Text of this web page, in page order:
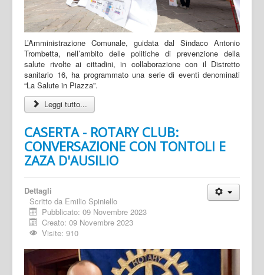
L’Amministrazione Comunale, guidata dal Sindaco Antonio
Trombetta, nell’ambito delle politiche di prevenzione della
salute rivolte ai cittadini, in collaborazione con il Distretto
sanitario 16, ha programmato una serie di eventi denominati
“La Salute in Piazza”.
Leggi tutto...
CASERTA - ROTARY CLUB:
CONVERSAZIONE CON TONTOLI E
ZAZA D'AUSILIO
Dettagli
Scritto da Emilio Spiniello
Pubblicato: 09 Novembre 2023
Creato: 09 Novembre 2023
Visite: 910